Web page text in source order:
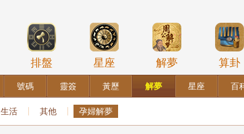
排盤 星座 解夢 算卦
號碼 靈簽 黃歷 解夢 星座 百
生活 其他 孕婦解夢